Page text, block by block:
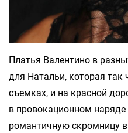
Платья Валентино в
для Натальи, которая так
съемках, и на красной
в провокационном
романтичную скромницу